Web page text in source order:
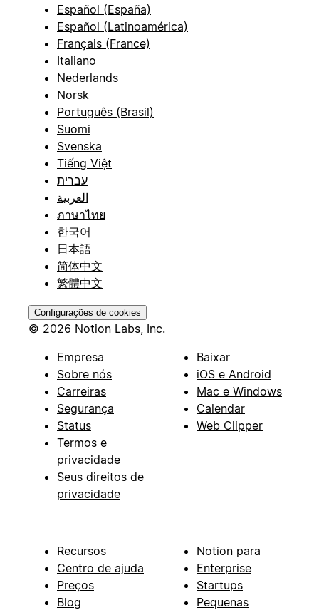
Español (España)
Español (Latinoamérica)
Français (France)
Italiano
Nederlands
Norsk
Português (Brasil)
Suomi
Svenska
Tiếng Việt
עברית
العربية
ภาษาไทย
한국어
日本語
简体中文
繁體中文
Configurações de cookies
© 2026 Notion Labs, Inc.
Empresa
Sobre nós
Carreiras
Segurança
Status
Termos e
privacidade
Seus direitos de
privacidade
Baixar
iOS e Android
Mac e Windows
Calendar
Web Clipper
Recursos
Centro de ajuda
Preços
Blog
Notion para
Enterprise
Startups
Pequenas